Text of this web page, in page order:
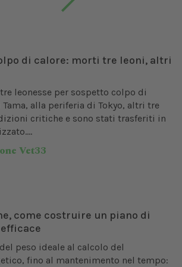
di calore: morti tre leoni, altri
leonesse per sospetto colpo di
alla periferia di Tokyo, altri tre
critiche e sono stati trasferiti in
Vet33
come costruire un piano di
peso ideale al calcolo del
fino al mantenimento nel tempo: